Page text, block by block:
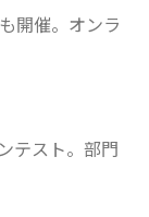
開催。オンラ
テスト。部門